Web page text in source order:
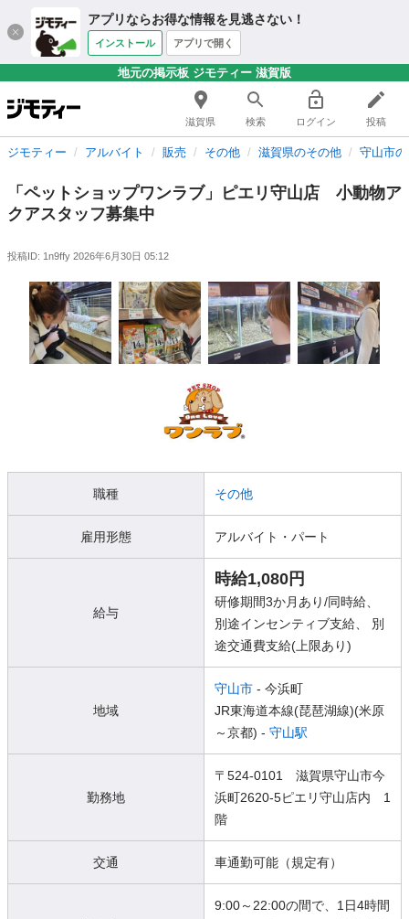
アプリならお得な情報を見逃さない！
インストール アプリで開く
地元の掲示板 ジモティー 滋賀版
滋賀県 検索 ログイン 投稿
ジモティー アルバイト 販売 その他 滋賀県のその他 守山市
「ペットショップワンラブ」ピエリ守山店 小動物ア
クアスタッフ募集中
投稿ID: 1n9ffy 2026年6月30日 05:12
職種 その他
雇用形態 アルバイト・パート
給与
時給1,080円
研修期間3か月あり/同時給、
別途インセンティブ支給、 別
途交通費支給(上限あり)
地域
守山市 - 今浜町
JR東海道本線(琵琶湖線)(米原
～京都) - 守山駅
勤務地
〒524-0101 滋賀県守山市今
浜町2620-5ピエリ守山店内 1
階
交通 車通勤可能（規定有）
9:00～22:00の間で、1日4時間